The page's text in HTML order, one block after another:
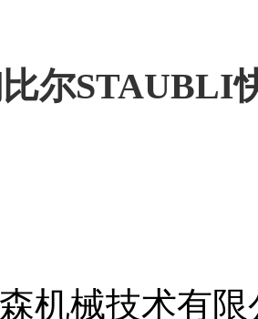
尔STAUBLI
机械技术有限